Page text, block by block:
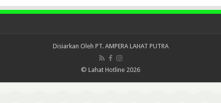
Disiarkan Oleh PT. AMPERA LAHAT PUTRA
© Lahat Hotline 2026